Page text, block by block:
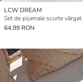
LCW DREAM
Set de pijamale scurte
64,99 RON